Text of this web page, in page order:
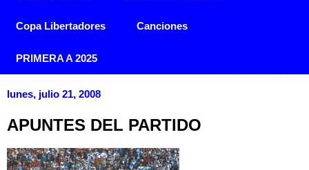
Copa Libertadores Canciones
PRIMERA A 2025
lunes, julio 21, 2008
APUNTES DEL PARTIDO